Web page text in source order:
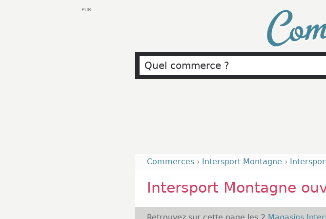
Commerces › Intersport Montagne ›
Intersport Montagne
PUB